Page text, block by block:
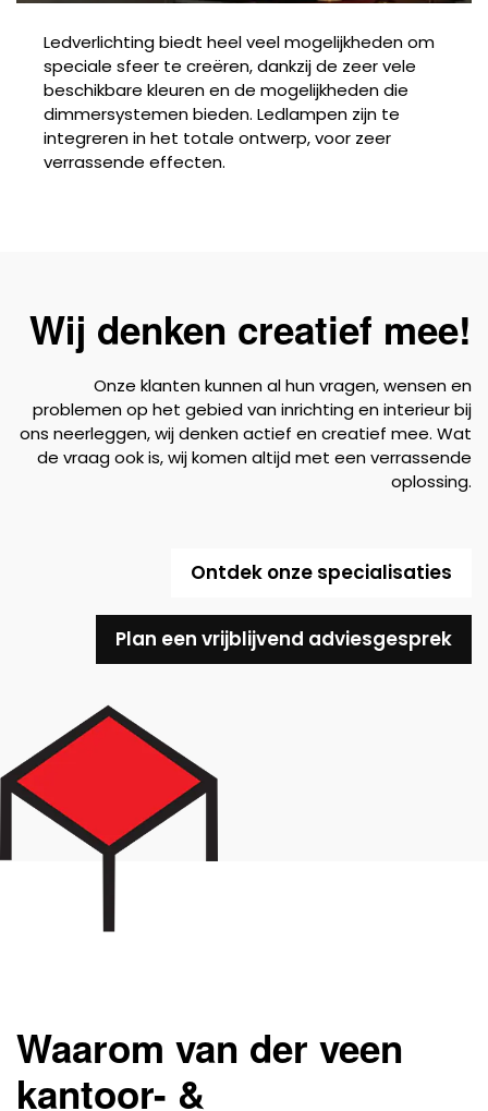
Ledverlichting biedt heel veel mogelijkheden om
speciale sfeer te creëren, dankzij de zeer vele
beschikbare kleuren en de mogelijkheden die
dimmersystemen bieden. Ledlampen zijn te
integreren in het totale ontwerp, voor zeer
verrassende effecten.
Wij denken creatief mee!
Onze klanten kunnen al hun vragen, wensen en
problemen op het gebied van inrichting en interieur bij
ons neerleggen, wij denken actief en creatief mee. Wat
de vraag ook is, wij komen altijd met een verrassende
oplossing.
Ontdek onze specialisaties
Plan een vrijblijvend adviesgesprek
Waarom van der veen
kantoor- &